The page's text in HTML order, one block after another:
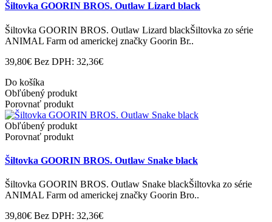
Šiltovka GOORIN BROS. Outlaw Lizard black
Šiltovka GOORIN BROS. Outlaw Lizard blackŠiltovka zo série
ANIMAL Farm od americkej značky Goorin Br..
39,80€ Bez DPH: 32,36€
Do košíka
Obľúbený produkt
Porovnať produkt
Obľúbený produkt
Porovnať produkt
Šiltovka GOORIN BROS. Outlaw Snake black
Šiltovka GOORIN BROS. Outlaw Snake blackŠiltovka zo série
ANIMAL Farm od americkej značky Goorin Bro..
39,80€ Bez DPH: 32,36€